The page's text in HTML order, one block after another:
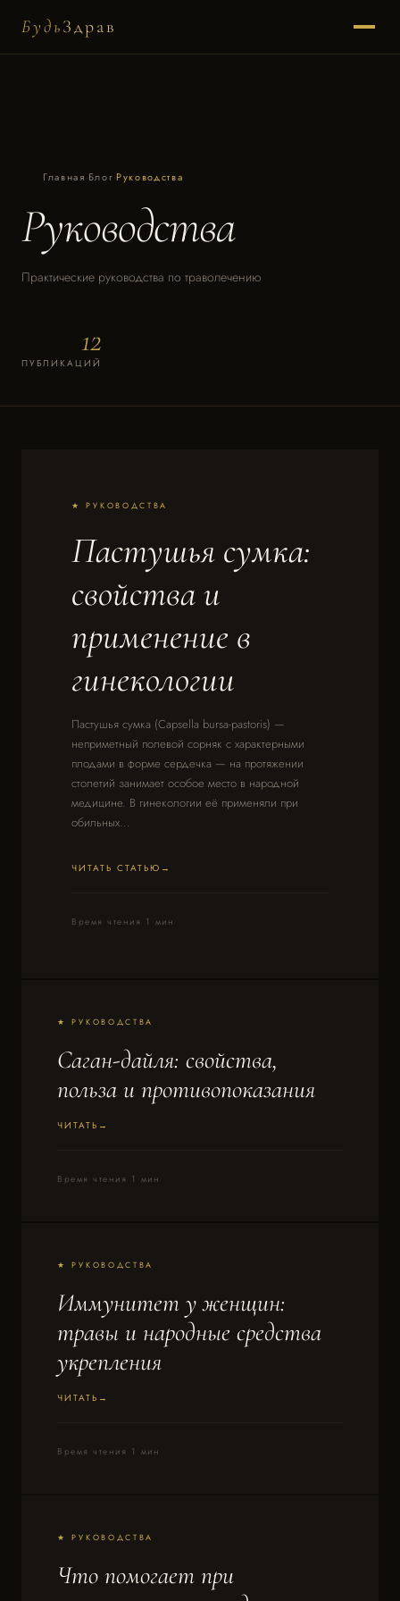
БудьЗдрав
Главная·Блог·Руководства
Руководства
Практические руководства по траволечению
12
ПУБЛИКАЦИЙ
★ РУКОВОДСТВА
Пастушья сумка:
свойства и
применение в
гинекологии
Пастушья сумка (Capsella bursa-pastoris) —
неприметный полевой сорняк с характерными
плодами в форме сердечка — на протяжении
столетий занимает особое место в народной
медицине. В гинекологии её применяли при
обильных…
ЧИТАТЬ СТАТЬЮ
Время чтения 1 мин
★ РУКОВОДСТВА
Саган-дайля: свойства,
польза и противопоказания
ЧИТАТЬ
Время чтения 1 мин
★ РУКОВОДСТВА
Иммунитет у женщин:
травы и народные средства
укрепления
ЧИТАТЬ
Время чтения 1 мин
★ РУКОВОДСТВА
Что помогает при